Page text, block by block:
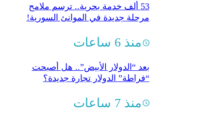
53 ألف خدمة بحرية.. ترسم ملامح
مرحلة جديدة في الموانئ السورية!
منذ 6 ساعات
بعد “الدولار الأبيض”.. هل أصبحت
“فراطة” الدولار تجارة جديدة؟
منذ 7 ساعات